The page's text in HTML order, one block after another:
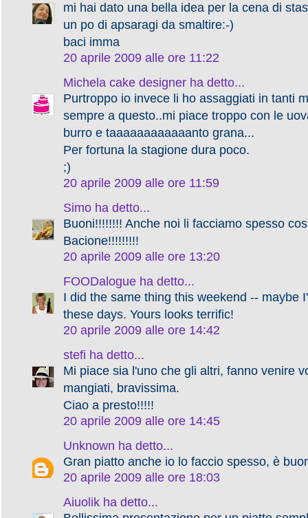
mi hai dato una bella idea per la cena di
un po di apsaragi da smaltire:-)
baci imma
20 aprile 2009 alle ore 11:22
Michela cake designer ha detto...
Purtroppo io invece li ho assaggiati in tanti
sempre a questo..mi piace troppo con le
burro e taaaaaaaaaaaanto grana...
Per fortuna la stagione dura poco.
;)
20 aprile 2009 alle ore 11:59
Simo ha detto...
Buoni!!!!!!!! Anche noi li facciamo spesso
Bacione!!!!!!!!!
20 aprile 2009 alle ore 13:20
FOODalogue ha detto...
I did the same thing this weekend -- maybe
these days. Yours looks terrific!
20 aprile 2009 alle ore 14:42
stefi ha detto...
Mi piace sia l'uno che gli altri, fanno venire
mangiati, bravissima.
Ciao a presto!!!!!
20 aprile 2009 alle ore 14:45
Unknown ha detto...
Gran piatto anche io lo faccio spesso, è
20 aprile 2009 alle ore 18:03
Aiuolik ha detto...